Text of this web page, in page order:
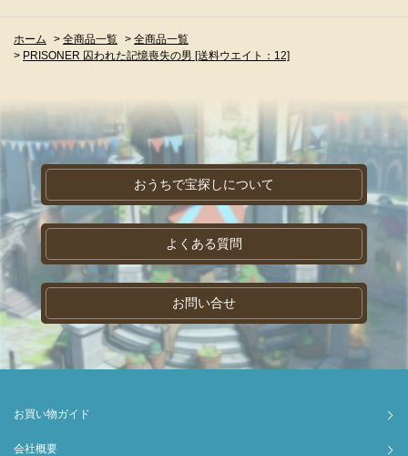
ホーム > 全商品一覧 > 全商品一覧
> PRISONER 囚われた記憶喪失の男 [送料ウエイト：12]
おうちで宝探しについて
よくある質問
お問い合せ
お買い物ガイド
会社概要